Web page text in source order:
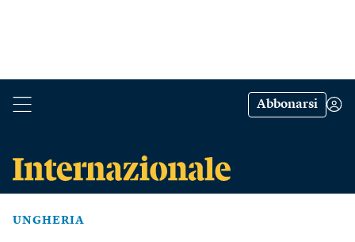
Abbonarsi
UNGHERIA